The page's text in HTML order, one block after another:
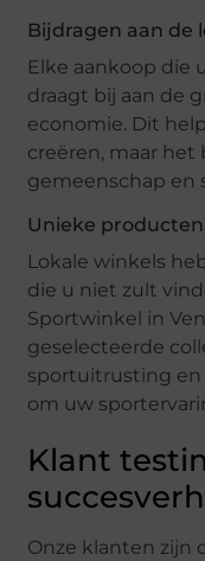
Bijdragen aan de
Elke aankoop die
draagt bij aan de
economie. Dit
creëren, maar het
gemeenschap en
Unieke producten
Lokale winkels
die u niet zult
Sportwinkel in
geselecteerde
sportuitrusting en
om uw
Klant
Onze klanten zijn